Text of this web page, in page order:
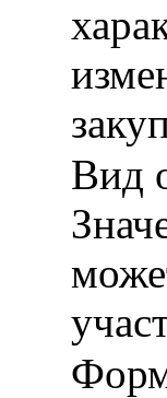
Вид